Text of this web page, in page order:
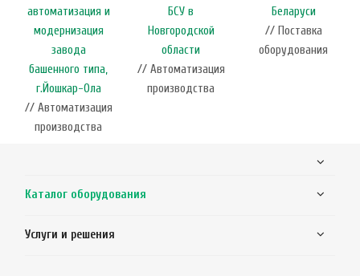
автоматизация и
модернизация
завода
башенного типа,
г.Йошкар-Ола
// Автоматизация
производства
БСУ в
Новгородской
области
// Автоматизация
производства
Беларуси
// Поставка
оборудования
Каталог оборудования
Услуги и решения